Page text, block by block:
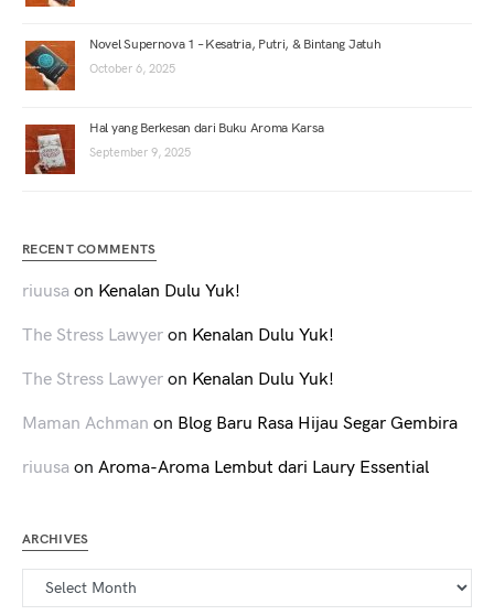
Novel Supernova 1 – Kesatria, Putri, & Bintang Jatuh
October 6, 2025
Hal yang Berkesan dari Buku Aroma Karsa
September 9, 2025
RECENT COMMENTS
riuusa on Kenalan Dulu Yuk!
The Stress Lawyer on Kenalan Dulu Yuk!
The Stress Lawyer on Kenalan Dulu Yuk!
Maman Achman on Blog Baru Rasa Hijau Segar Gembira
riuusa on Aroma-Aroma Lembut dari Laury Essential
ARCHIVES
Archives